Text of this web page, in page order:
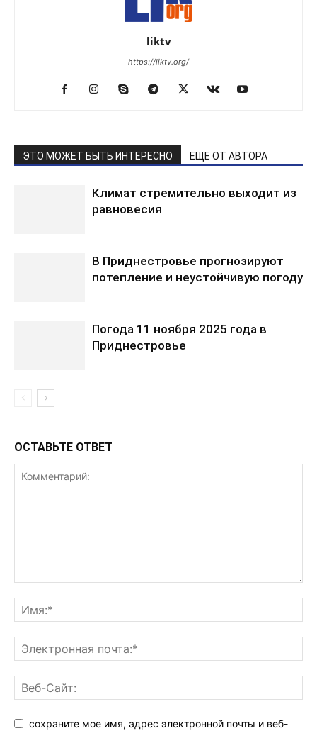
liktv
https://liktv.org/
ЭТО МОЖЕТ БЫТЬ ИНТЕРЕСНО ЕЩЕ ОТ АВТОРА
Климат стремительно выходит из
равновесия
В Приднестровье прогнозируют
потепление и неустойчивую погоду
Погода 11 ноября 2025 года в
Приднестровье
ОСТАВЬТЕ ОТВЕТ
сохраните мое имя, адрес электронной почты и веб-